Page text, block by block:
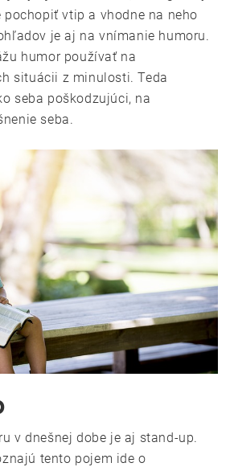
vtip a vhodne na neho
je aj na vnímanie humoru.
humor používať na
situácii z minulosti. Teda
seba poškodzujúci, na
seba.
v dnešnej dobe je aj stand-up.
tento pojem ide o